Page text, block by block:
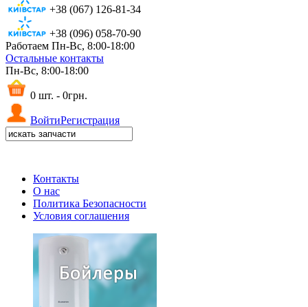
+38 (067) 126-81-34
+38 (096) 058-70-90
Работаем Пн-Вс, 8:00-18:00
Остальные контакты
Пн-Вс, 8:00-18:00
0 шт. - 0грн.
ВойтиРегистрация
Контакты
О нас
Политика Безопасности
Условия соглашения